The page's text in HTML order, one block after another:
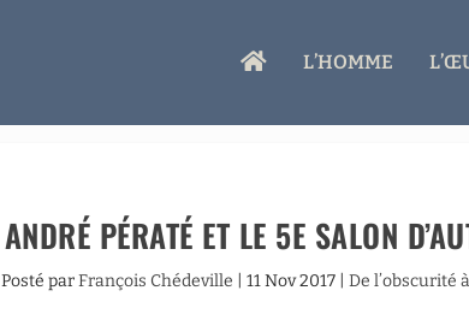
A
L’HOMME
ANDRÉ PÉRATÉ ET LE 5E SALON
Posté parFrançois Chédeville |11 Nov 2017 |De l’obscurité